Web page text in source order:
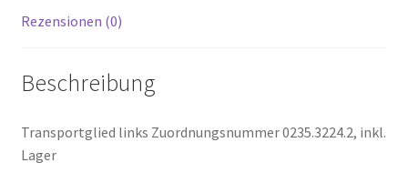
Rezensionen (0)
Beschreibung
Transportglied links Zuordnungsnummer 0235.3224.2, inkl.
Lager